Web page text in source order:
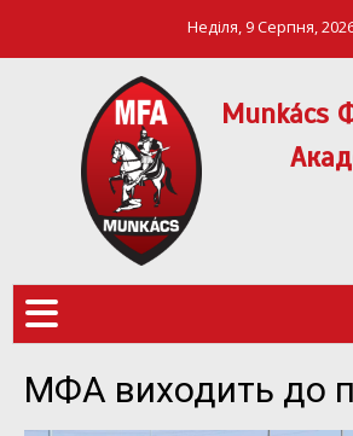
Неділя, 9 Серпня,
Munkács
МФА виходить до